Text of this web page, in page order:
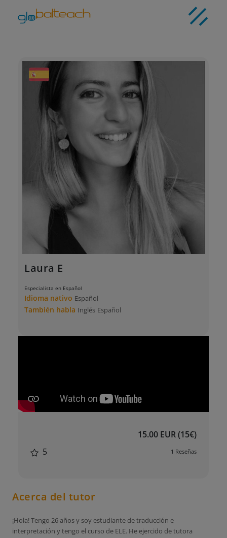
Laura E
Especialista en Español
Idioma nativo Español
También habla Inglés Español
15.00 EUR (15€)
5
1 Reseñas
Acerca del tutor
¡Hola! Tengo 26 años y soy estudiante de traducción e
interpretación y tengo el curso de ELE. He ejercido de tutora